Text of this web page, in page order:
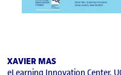
XAVIER MAS